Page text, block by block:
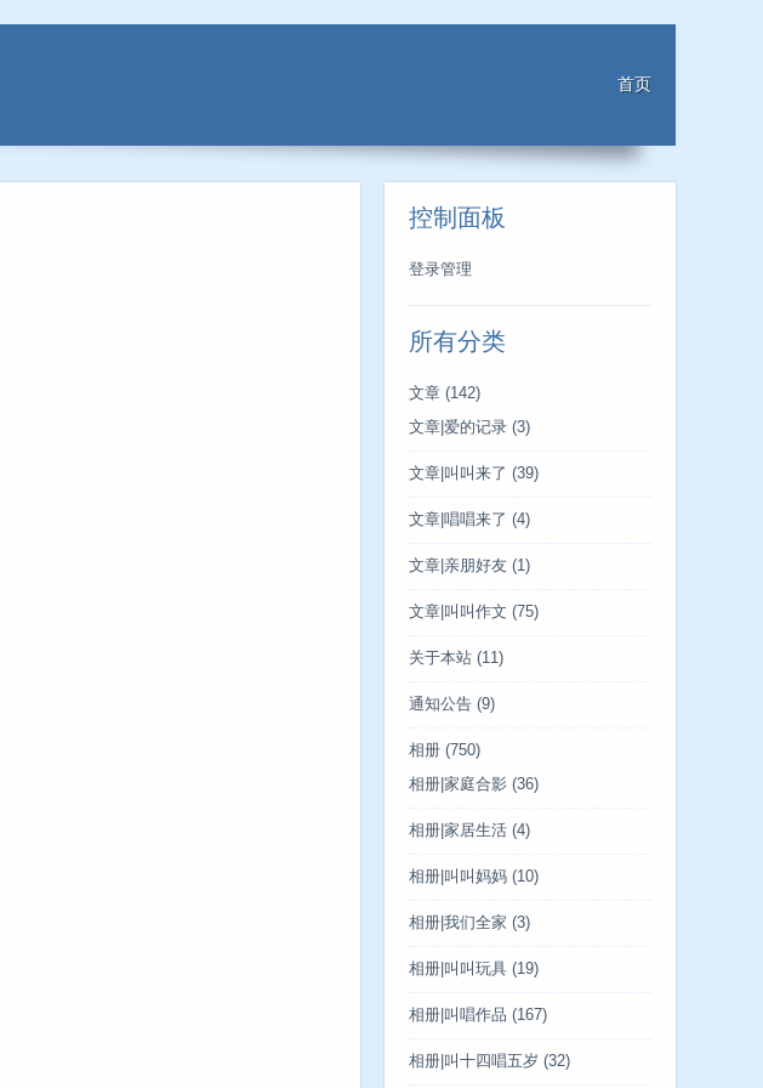
首页
控制面板
登录管理
所有分类
文章 (142)
文章|爱的记录 (3)
文章|叫叫来了 (39)
文章|唱唱来了 (4)
文章|亲朋好友 (1)
文章|叫叫作文 (75)
关于本站 (11)
通知公告 (9)
相册 (750)
相册|家庭合影 (36)
相册|家居生活 (4)
相册|叫叫妈妈 (10)
相册|我们全家 (3)
相册|叫叫玩具 (19)
相册|叫唱作品 (167)
相册|叫十四唱五岁 (32)